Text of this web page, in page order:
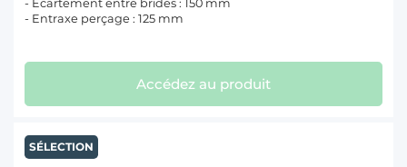
- Ecartement entre brides : 150 mm
- Entraxe perçage : 125 mm
Accédez au produit
SÉLECTION